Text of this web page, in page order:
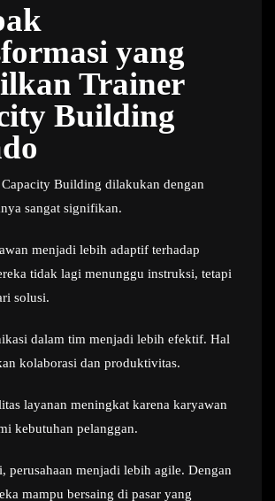
yang
Trainer
Building
Building dilakukan dengan
sangat signifikan.
menjadi lebih adaptif terhadap
tidak lagi menunggu instruksi, tetapi
solusi.
dalam tim menjadi lebih efektif. Hal
kolaborasi dan produktivitas.
layanan meningkat karena karyawan
kebutuhan pelanggan.
perusahaan menjadi lebih agile. Dengan
mampu bersaing di pasar yang